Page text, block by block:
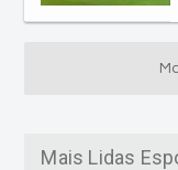
Mais Lidas